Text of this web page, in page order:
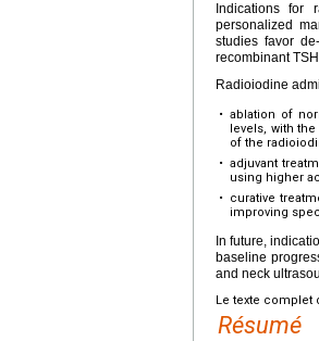
Indications for
personalized
studies favor
recombinant
Radioiodine
• ablation of
levels, with
of the
• adjuvant
using higher
•
curative
improving
In future,
baseline
and neck
Le texte complet
Résumé